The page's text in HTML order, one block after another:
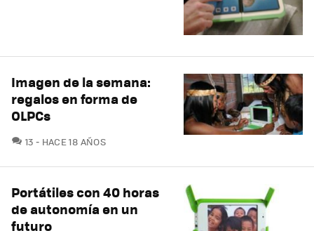
Imagen de la semana:
regalos en forma de
OLPCs
13 COMENTARIOS
HACE 18 AÑOS
Portátiles con 40 horas
de autonomía en un
futuro